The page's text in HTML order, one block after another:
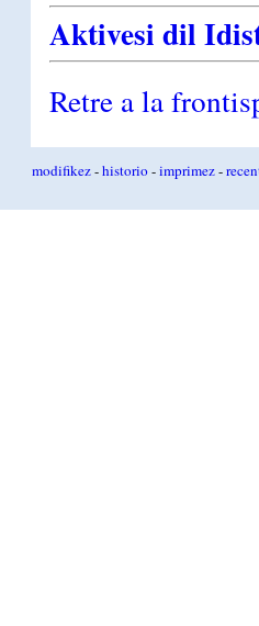
Aktivesi dil
Retre a la
modifikez-historio-imprimez-